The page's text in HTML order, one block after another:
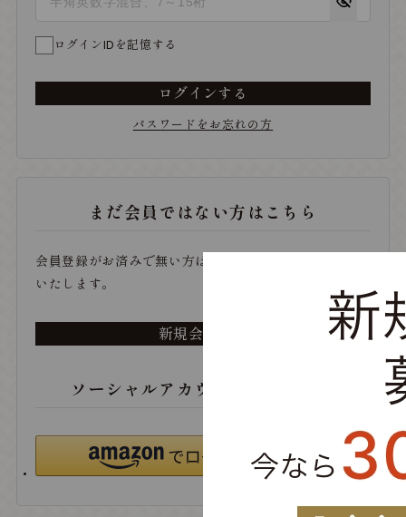
ログインIDを記憶する
ログインする
パスワードをお忘れの方
まだ会員ではない方はこちら
会員登録がお済みで無い方は、こちらから登録をお願い
いたします。
新規会員登録
ソーシャルアカウントでログイン